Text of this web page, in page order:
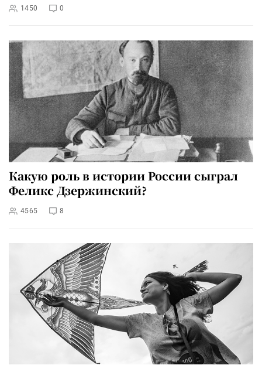
1450 0
Какую роль в истории России сыграл
Феликс Дзержинский?
4565 8